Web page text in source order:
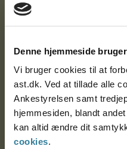
Denne hjemmeside
Vi bruger cookies til at
ast.dk. Ved at tillade alle
Ankestyrelsen samt
hjemmesiden, blandt
kan altid ændre dit
cookies.
Ankestyrelsen
Postadresse:
Nytorv 7, 2. sal
9000 Aalborg
Ankestyrelsen Aalborg